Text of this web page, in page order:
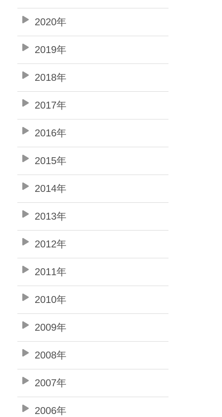
2020年
2019年
2018年
2017年
2016年
2015年
2014年
2013年
2012年
2011年
2010年
2009年
2008年
2007年
2006年